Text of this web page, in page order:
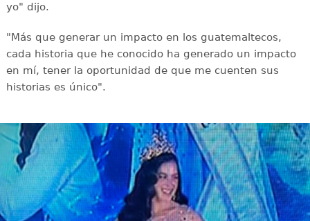
yo" dijo.
"Más que generar un impacto en los guatemaltecos,
cada historia que he conocido ha generado un impacto
en mí, tener la oportunidad de que me cuenten sus
historias es único".